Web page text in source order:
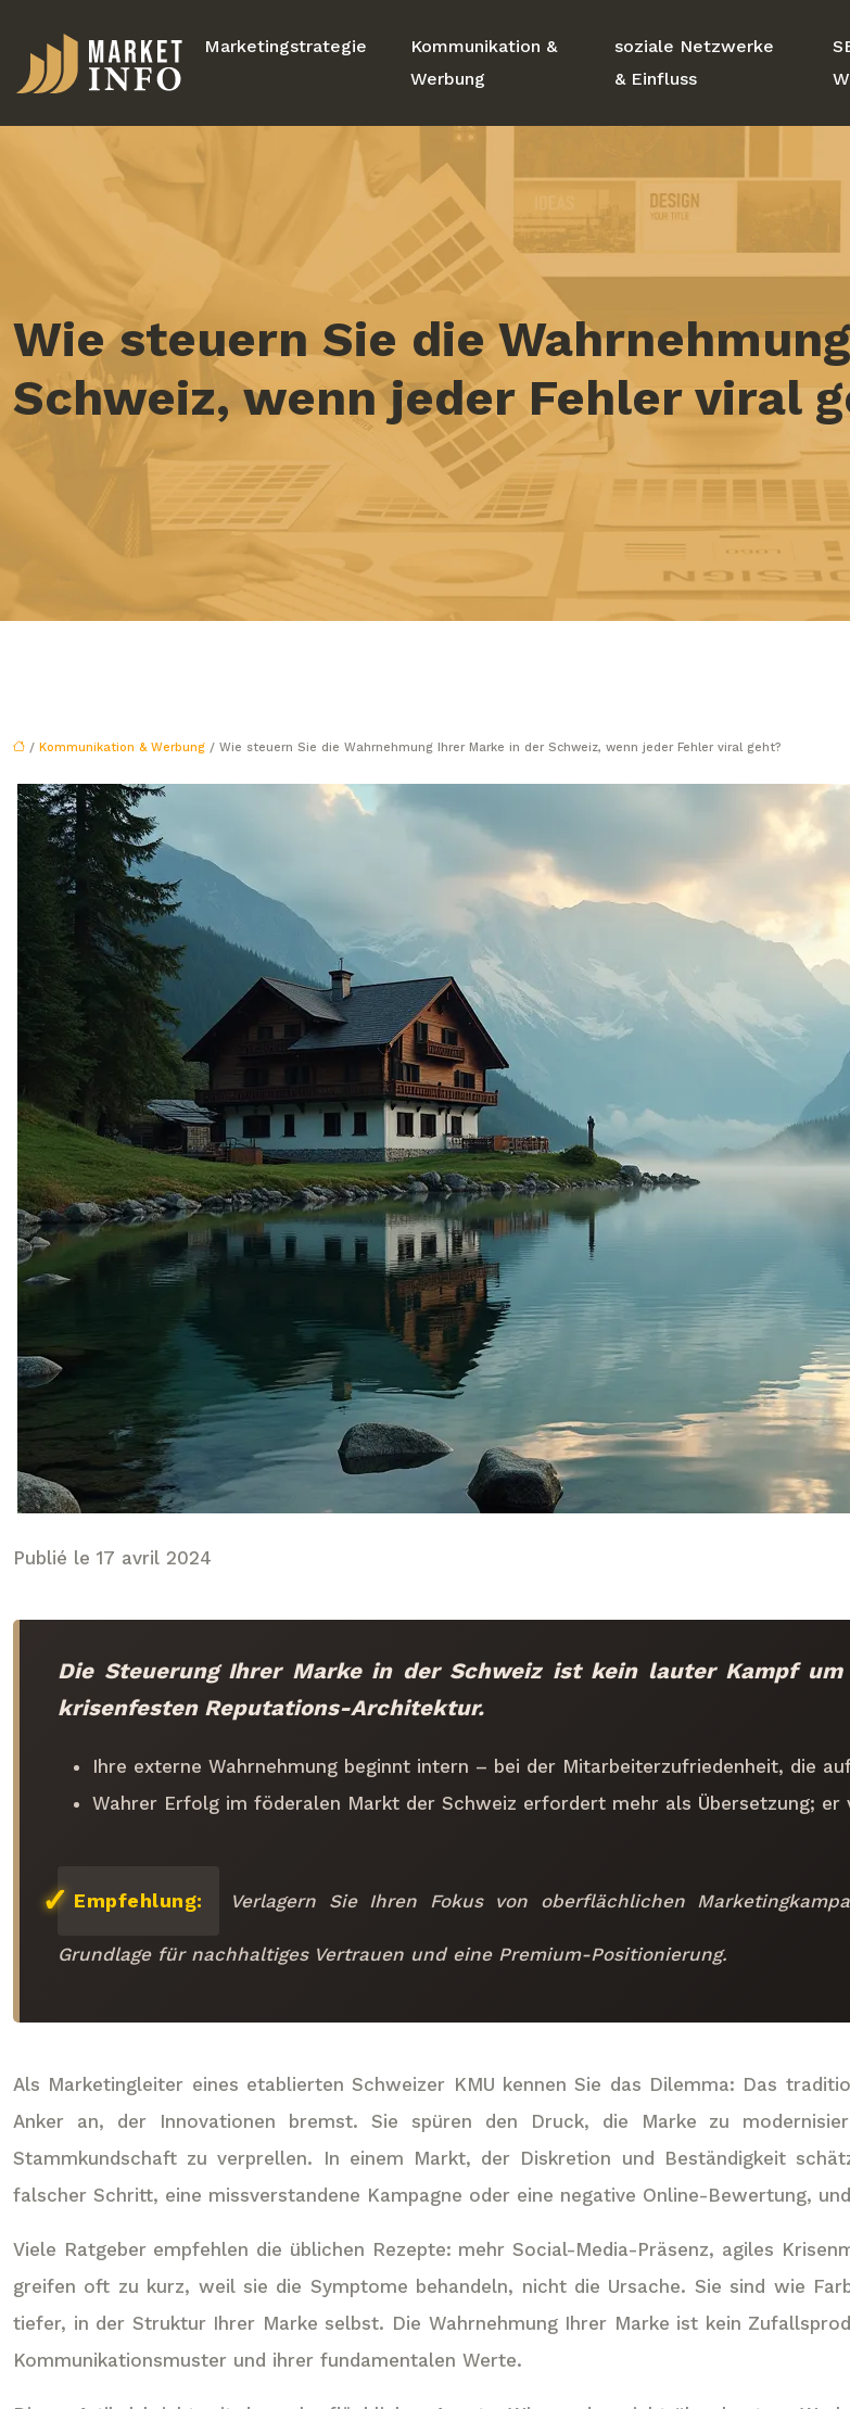
Marketingstrategie
Kommunikation &
Werbung
soziale Netzwerke
& Einfluss
Wie steuern Sie die
Schweiz, wenn jeder Fehler viral
/ Kommunikation & Werbung / Wie steuern Sie die Wahrnehmung Ihrer Marke in der Schweiz, wenn jeder Fehler viral geht?
Publié le 17 avril 2024
Die Steuerung Ihrer Marke in der Schweiz ist kein lauter Kampf
krisenfesten Reputations-Architektur.
Ihre externe Wahrnehmung beginnt intern – bei der Mitarbeiterzufriedenheit, die
Wahrer Erfolg im föderalen Markt der Schweiz erfordert mehr als Übersetzung;
Empfehlung: Verlagern Sie Ihren Fokus von oberflächlichen
Grundlage für nachhaltiges Vertrauen und eine Premium-Positionierung.
Als Marketingleiter eines etablierten Schweizer KMU kennen Sie das Dilemma: Das
Anker an, der Innovationen bremst. Sie spüren den Druck, die Marke zu
Stammkundschaft zu verprellen. In einem Markt, der Diskretion und Beständigkeit
falscher Schritt, eine missverstandene Kampagne oder eine negative Online-Bewertung,
Viele Ratgeber empfehlen die üblichen Rezepte: mehr Social-Media-Präsenz, agiles
greifen oft zu kurz, weil sie die Symptome behandeln, nicht die Ursache. Sie sind wie
tiefer, in der Struktur Ihrer Marke selbst. Die Wahrnehmung Ihrer Marke ist kein
Kommunikationsmuster und ihrer fundamentalen Werte.